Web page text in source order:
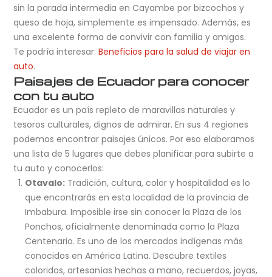
sin la parada intermedia en Cayambe por bizcochos y
queso de hoja, simplemente es impensado. Además, es
una excelente forma de convivir con familia y amigos.
Te podría interesar:Beneficios para la salud de viajar en
auto.
Paisajes de Ecuador para conocer
con tu auto
Ecuador es un país repleto de maravillas naturales y
tesoros culturales, dignos de admirar. En sus 4 regiones
podemos encontrar paisajes únicos. Por eso elaboramos
una lista de 5 lugares que debes planificar para subirte a
tu auto y conocerlos:
Otavalo:Tradición, cultura, color y hospitalidad es lo
que encontrarás en esta localidad de la provincia de
Imbabura. Imposible irse sin conocer la Plaza de los
Ponchos, oficialmente denominada como la Plaza
Centenario. Es uno de los mercados indígenas más
conocidos en América Latina. Descubre textiles
coloridos, artesanías hechas a mano, recuerdos, joyas,